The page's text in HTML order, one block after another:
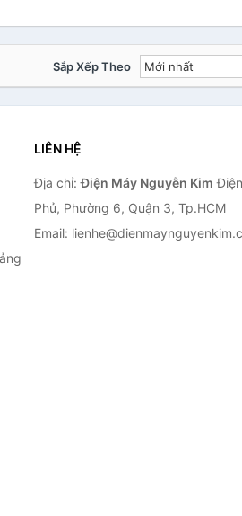
Sắp Xếp Theo
LIÊN HỆ
Địa chỉ:Điện Máy Nguyễn Kim
Phủ, Phường 6, Quận 3, Tp.HCM
Email: